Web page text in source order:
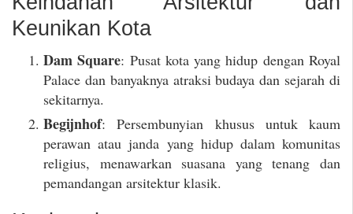
Keunikan Kota
Dam Square: Pusat kota yang hidup dengan Royal
Palace dan banyaknya atraksi budaya dan sejarah di
sekitarnya.
Begijnhof: Persembunyian khusus untuk kaum
perawan atau janda yang hidup dalam komunitas
religius, menawarkan suasana yang tenang dan
pemandangan arsitektur klasik.